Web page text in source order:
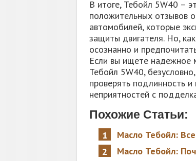
В итоге, Тебойл 5W40 –
положительных отзывов
автомобилей, которые
защиты двигателя. Но,
осознанно и
Если вы ищете надежное
Тебойл 5W40,
проверять подлинность
неприятностей с
Похожие Статьи:
Масло Тебойл:
Масло Тебойл: